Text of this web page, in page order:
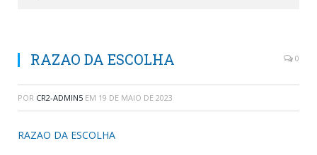
RAZAO DA ESCOLHA 0
POR CR2-ADMIN5 EM 19 DE MAIO DE 2023
RAZAO DA ESCOLHA